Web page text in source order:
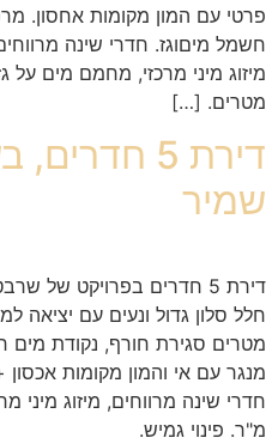
חשמל מיםוגז. חדרי שינה
מטרים. […]
דירת 5
שמיר
דירת 5 חדרים בפרויקט של
מטרים סגירת חורף, נקודת
מנגר עם אי והמון מקומות
מ"ר. פינוי גמיש.